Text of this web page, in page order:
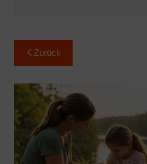
Beitragsnavigation
Zurück